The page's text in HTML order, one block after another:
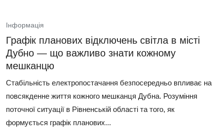
Інформація
Графік планових відключень світла в місті
Дубно — що важливо знати кожному
мешканцю
Стабільність електропостачання безпосередньо впливає на
повсякденне життя кожного мешканця Дубна. Розуміння
поточної ситуації в Рівненській області та того, як
формується графік планових...